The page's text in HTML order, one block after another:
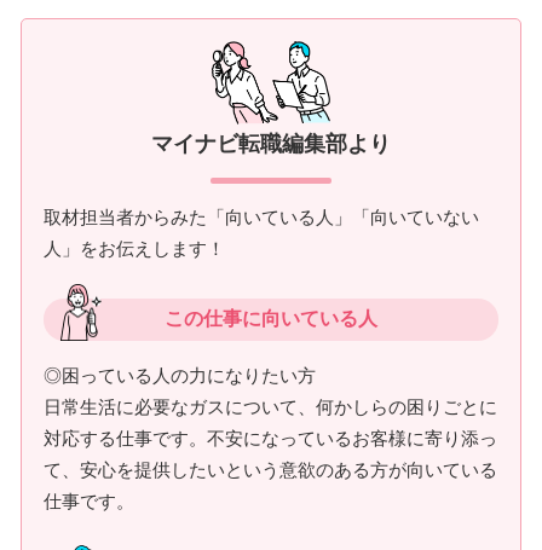
マイナビ転職編集部より
取材担当者からみた「向いている人」「向いていない
人」をお伝えします！
この仕事に向いている人
◎困っている人の力になりたい方
日常生活に必要なガスについて、何かしらの困りごとに
対応する仕事です。不安になっているお客様に寄り添っ
て、安心を提供したいという意欲のある方が向いている
仕事です。